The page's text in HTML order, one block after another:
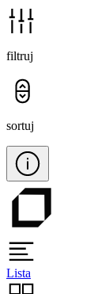
filtruj
sortuj
Lista